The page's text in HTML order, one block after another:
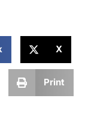
X
Print